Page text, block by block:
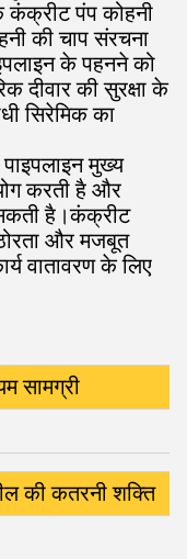
कंक्रीट पंप कोहनी
की चाप संरचना
के पहनने को
दीवार की सुरक्षा के
सिरेमिक का
मुख्य
करती है और
है।कंक्रीट
और मजबूत
वातावरण के लिए
सामग्री
की कतरनी शक्ति